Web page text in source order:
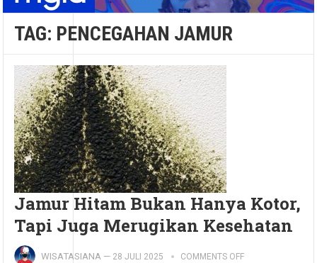
TAG: PENCEGAHAN JAMUR
Jamur Hitam Bukan Hanya Kotor,
Tapi Juga Merugikan Kesehatan
WISATASIANA — 28 JULI 2025 COMMENTS OFF